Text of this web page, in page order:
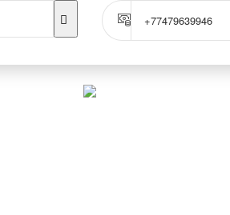
+77479639946